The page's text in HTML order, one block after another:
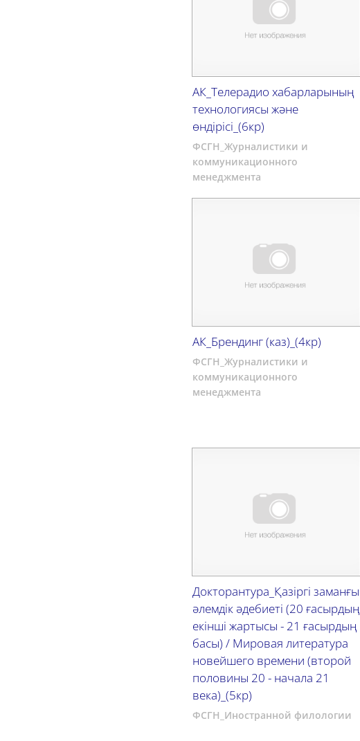
АК_Телерадио хабарларының
технологиясы және
өндірісі_(6кр)
ФСГН_Журналистики и
коммуникационного
менеджмента
АК_Брендинг (каз)_(4кр)
ФСГН_Журналистики и
коммуникационного
менеджмента
Докторантура_Қазіргі заманғы
әлемдік әдебиеті (20 ғасырдың
екінші жартысы - 21 ғасырдың
басы) / Мировая литература
новейшего времени (второй
половины 20 - начала 21
века)_(5кр)
ФСГН_Иностранной филологии